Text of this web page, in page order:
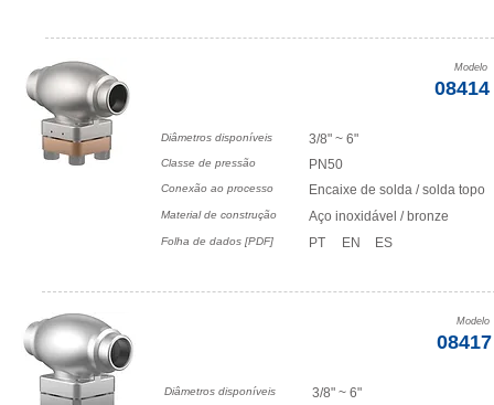
Modelo
08414
Diâmetros disponíveis
Classe de pressão
Conexão ao processo
Material de construção
Folha de dados [PDF]
3/8" ~ 6"
PN50
Encaixe de solda / solda topo
Aço inoxidável / bronze
PT
EN ES
Modelo
08417
Diâmetros disponíveis
3/8" ~ 6"